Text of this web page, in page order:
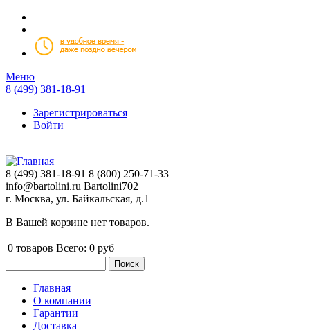
Перейти к основному содержанию
Меню
8 (499) 381-18-91
Зарегистрироваться
Войти
8 (499) 381-18-91 8 (800) 250-71-33
info@bartolini.ru Bartolini702
г. Москва, ул. Байкальская, д.1
В Вашей корзине нет товаров.
0 товаров Всего: 0 руб
Главное меню
Главная
О компании
Гарантии
Доставка